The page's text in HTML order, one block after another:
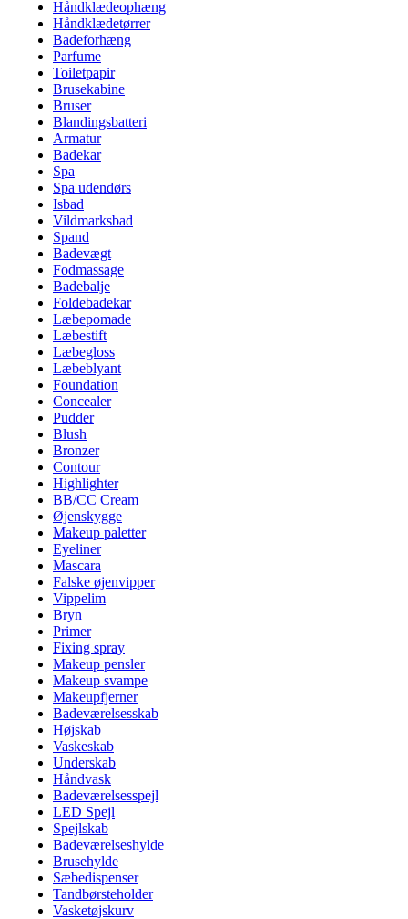
Håndklædeophæng
Håndklædetørrer
Badeforhæng
Parfume
Toiletpapir
Brusekabine
Bruser
Blandingsbatteri
Armatur
Badekar
Spa
Spa udendørs
Isbad
Vildmarksbad
Spand
Badevægt
Fodmassage
Badebalje
Foldebadekar
Læbepomade
Læbestift
Læbegloss
Læbeblyant
Foundation
Concealer
Pudder
Blush
Bronzer
Contour
Highlighter
BB/CC Cream
Øjenskygge
Makeup paletter
Eyeliner
Mascara
Falske øjenvipper
Vippelim
Bryn
Primer
Fixing spray
Makeup pensler
Makeup svampe
Makeupfjerner
Badeværelsesskab
Højskab
Vaskeskab
Underskab
Håndvask
Badeværelsesspejl
LED Spejl
Spejlskab
Badeværelseshylde
Brusehylde
Sæbedispenser
Tandbørsteholder
Vasketøjskurv